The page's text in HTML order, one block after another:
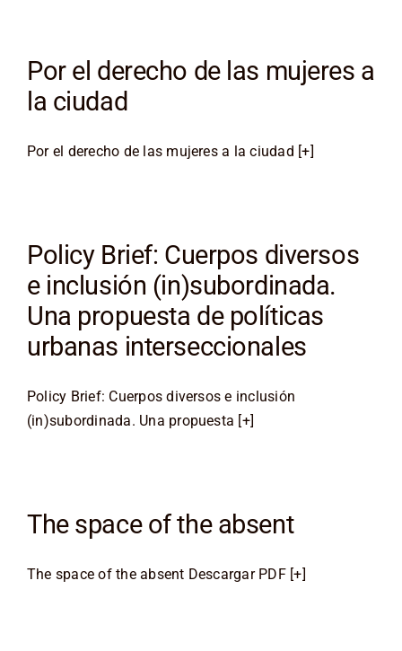
Por el derecho de las mujeres a
la ciudad
Por el derecho de las mujeres a la ciudad [+]
Policy Brief: Cuerpos diversos
e inclusión (in)subordinada.
Una propuesta de políticas
urbanas interseccionales
Policy Brief: Cuerpos diversos e inclusión
(in)subordinada. Una propuesta [+]
The space of the absent
The space of the absent Descargar PDF [+]